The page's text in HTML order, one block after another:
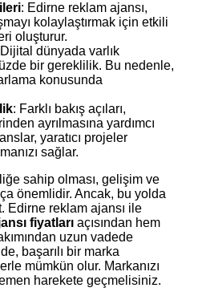
: Edirne reklam ajansı,
kolaylaştırmak için etkili
oluşturur.
dünyada varlık
bir gereklilik. Bu nedenle,
konusunda
: Farklı bakış açıları,
ayrılmasına yardımcı
yaratıcı projeler
sağlar.
sahip olması, gelişim ve
önemlidir. Ancak, bu yolda
Edirne reklam ajansı ile
fiyatları açısından hem
uzun vadede
başarılı bir marka
mümkün olur. Markanızı
harekete geçmelisiniz.